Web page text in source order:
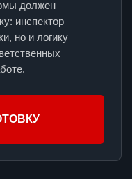
должен
инспектор
но и логику